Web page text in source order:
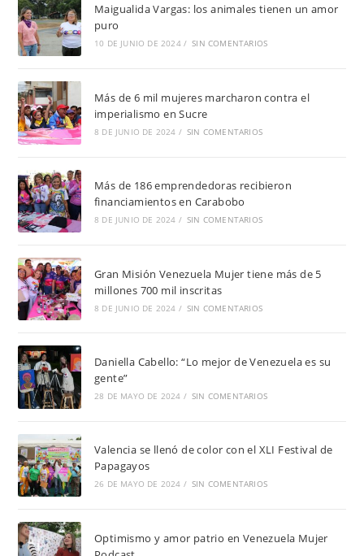
Maigualida Vargas: los animales tienen un amor
puro
10 DE JUNIO DE 2024 / SIN COMENTARIOS
Más de 6 mil mujeres marcharon contra el
imperialismo en Sucre
8 DE JUNIO DE 2024 / SIN COMENTARIOS
Más de 186 emprendedoras recibieron
financiamientos en Carabobo
8 DE JUNIO DE 2024 / SIN COMENTARIOS
Gran Misión Venezuela Mujer tiene más de 5
millones 700 mil inscritas
8 DE JUNIO DE 2024 / SIN COMENTARIOS
Daniella Cabello: “Lo mejor de Venezuela es su
gente”
28 DE MAYO DE 2024 / SIN COMENTARIOS
Valencia se llenó de color con el XLI Festival de
Papagayos
26 DE MAYO DE 2024 / SIN COMENTARIOS
Optimismo y amor patrio en Venezuela Mujer